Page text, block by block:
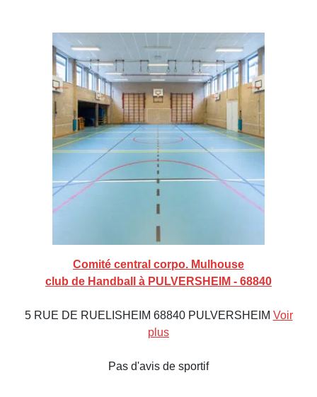
Comité central corpo. Mulhouse
club de Handball à PULVERSHEIM - 68840
5 RUE DE RUELISHEIM 68840 PULVERSHEIM Voir
plus
Pas d'avis de sportif